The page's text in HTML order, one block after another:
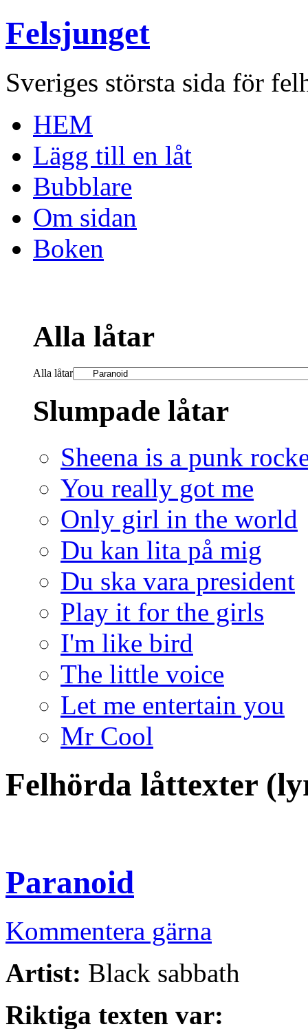
Felsjunget
Sveriges största sida för
HEM
Lägg till en låt
Bubblare
Om sidan
Boken
Alla låtar
Alla låtar
Slumpade låtar
Sheena is a punk
You really got me
Only girl in the world
Du kan lita på mig
Du ska vara president
Play it for the girls
I'm like bird
The little voice
Let me entertain you
Mr Cool
Felhörda låttexter
Paranoid
Kommentera gärna
Artist: Black sabbath
Riktiga texten var: